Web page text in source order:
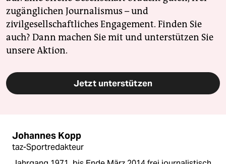
zugänglichen Journalismus – und
zivilgesellschaftliches Engagement. Finden Sie
auch? Dann machen Sie mit und unterstützen Sie
unsere Aktion.
Jetzt unterstützen
Johannes Kopp
taz-Sportredakteur